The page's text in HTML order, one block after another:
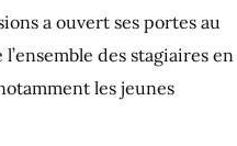
a ouvert ses portes au
des stagiaires en
les jeunes